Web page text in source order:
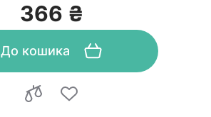
366 ₴
До кошика